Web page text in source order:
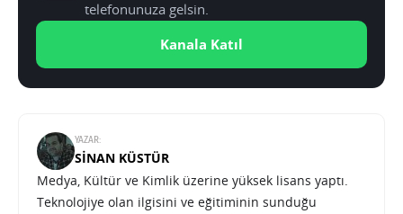
telefonunuza gelsin.
Kanala Katıl
YAZAR:
SINAN KÜSTÜR
Medya, Kültür ve Kimlik üzerine yüksek lisans yaptı.
Teknolojiye olan ilgisini ve eğitiminin sunduğu